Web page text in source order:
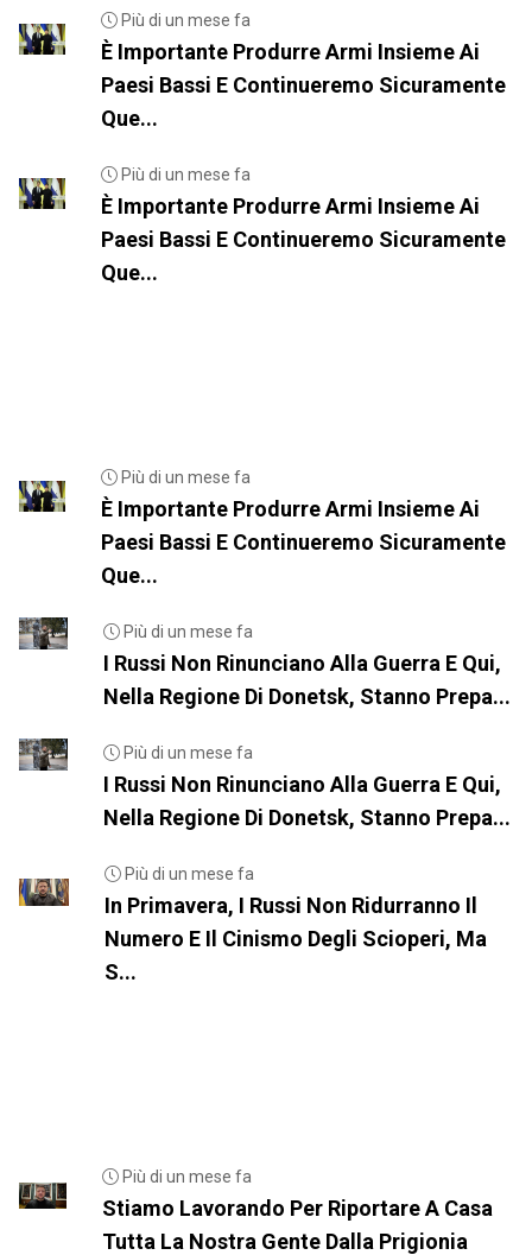
Più di un mese fa
È Importante Produrre Armi Insieme Ai
Paesi Bassi E Continueremo Sicuramente
Que...
Più di un mese fa
È Importante Produrre Armi Insieme Ai
Paesi Bassi E Continueremo Sicuramente
Que...
Più di un mese fa
È Importante Produrre Armi Insieme Ai
Paesi Bassi E Continueremo Sicuramente
Que...
Più di un mese fa
I Russi Non Rinunciano Alla Guerra E Qui,
Nella Regione Di Donetsk, Stanno Prepa...
Più di un mese fa
I Russi Non Rinunciano Alla Guerra E Qui,
Nella Regione Di Donetsk, Stanno Prepa...
Più di un mese fa
In Primavera, I Russi Non Ridurranno Il
Numero E Il Cinismo Degli Scioperi, Ma
S...
Più di un mese fa
Stiamo Lavorando Per Riportare A Casa
Tutta La Nostra Gente Dalla Prigionia